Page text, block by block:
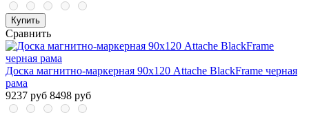
Купить
Сравнить
Доска магнитно-маркерная 90х120 Attache BlackFrame черная
рама
9237 руб 8498 руб